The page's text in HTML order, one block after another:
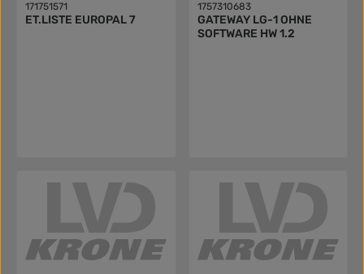
171751571
ET.LISTE EUROPAL 7
1757310683
GATEWAY LG-1 OHNE
SOFTWARE HW 1.2